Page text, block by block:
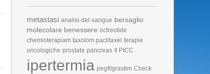
metastasi analisi-del-sangue bersaglio
molecolare benessere octreotide
chemioterapiam taxolom paclitaxel terapie
oncologiche prostata pancreas Il PICC
ipertermia pegfilgrastim Check